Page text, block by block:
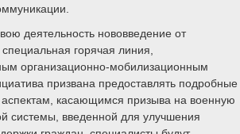
деятельность нововведение от
горячая линия,
организационно-мобилизационным
призвана предоставлять подробные
аспектам, касающимся призыва на военную
системы, введенной для улучшения